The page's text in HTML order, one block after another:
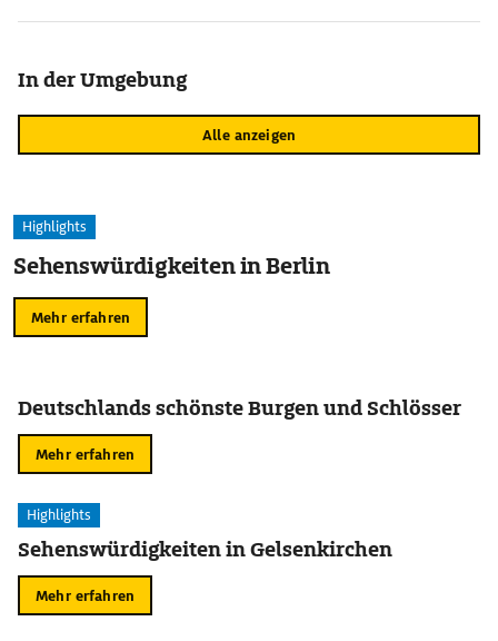
In der Umgebung
Alle anzeigen
Highlights
Sehenswürdigkeiten in Berlin
Mehr erfahren
Deutschlands schönste Burgen und Schlösser
Mehr erfahren
Highlights
Sehenswürdigkeiten in Gelsenkirchen
Mehr erfahren